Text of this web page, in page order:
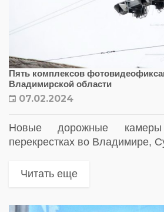
Пять комплексов
Владимирской области
07.02.2024
Новые дорожные
перекрестках во Владимире,
Читать еще